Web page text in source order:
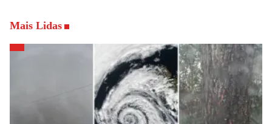
Mais Lidas